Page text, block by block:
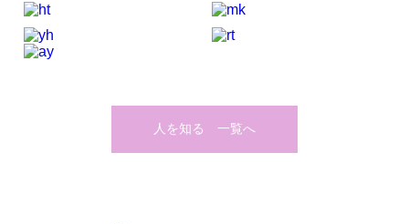
人を知る 一覧へ